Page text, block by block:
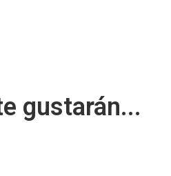
gustarán...